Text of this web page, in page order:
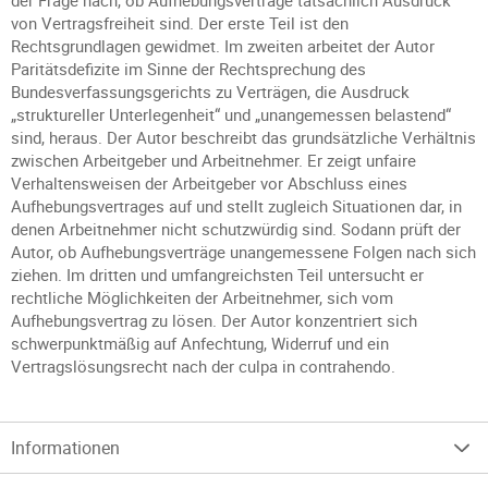
von Vertragsfreiheit sind. Der erste Teil ist den
Rechtsgrundlagen gewidmet. Im zweiten arbeitet der Autor
Paritätsdefizite im Sinne der Rechtsprechung des
Bundesverfassungsgerichts zu Verträgen, die Ausdruck
„struktureller Unterlegenheit“ und „unangemessen belastend“
sind, heraus. Der Autor beschreibt das grundsätzliche Verhältnis
zwischen Arbeitgeber und Arbeitnehmer. Er zeigt unfaire
Verhaltensweisen der Arbeitgeber vor Abschluss eines
Aufhebungsvertrages auf und stellt zugleich Situationen dar, in
denen Arbeitnehmer nicht schutzwürdig sind. Sodann prüft der
Autor, ob Aufhebungsverträge unangemessene Folgen nach sich
ziehen. Im dritten und umfangreichsten Teil untersucht er
rechtliche Möglichkeiten der Arbeitnehmer, sich vom
Aufhebungsvertrag zu lösen. Der Autor konzentriert sich
schwerpunktmäßig auf Anfechtung, Widerruf und ein
Vertragslösungsrecht nach der culpa in contrahendo.
Informationen